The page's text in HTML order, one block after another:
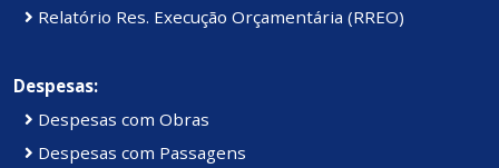
Relatório Res. Execução Orçamentária (RREO)
Despesas:
Despesas com Obras
Despesas com Passagens